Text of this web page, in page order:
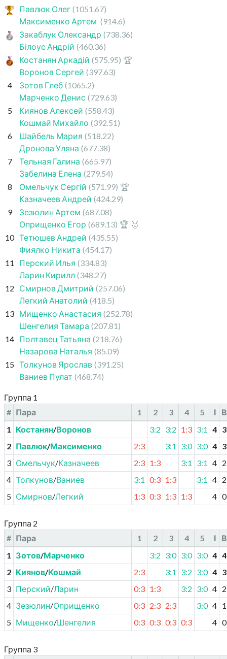
Павлюк Олег (1051.67)
Максименко Артем (914.6)
Закаблук Олександр (738.36)
Білоус Андрій (460.36)
Костанян Аркадій (575.95) 🏆
Воронов Сергей (397.63)
4
Зотов Глеб (1065.2)
Марченко Денис (729.63)
5
Киянов Алексей (558.43)
Кошмай Михайло (392.51)
6
Шайбель Мария (518.22)
Дронова Уляна (677.38)
7
Тельная Галина (665.97)
Забелина Елена (279.54)
8
Омельчук Сергій (571.99) 🏆
Казначеев Андрей (424.29)
9
Зезюлин Артем (687.08)
Оприщенко Егор (689.13) 🏆 🥇
10 Тетюшев Андрей (435.55)
Фиялко Никита (454.17)
11
Перский Илья (334.83)
Ларин Кирилл (348.27)
12
Смирнов Дмитрий (257.06)
Легкий Анатолий (418.5)
13 Мищенко Анастасия (252.78)
Шенгелия Тамара (207.81)
14 Полтавец Татьяна (218.76)
Назарова Наталья (85.09)
15 Толкунов Ярослав (391.25)
Ваниев Пулат (468.74)
Группа 1
# Пара 1 2 3 4 5 І
В
1 Костанян/Воронов 3:2 3:2 1:3 3:1 4 3
2 Павлюк/Максименко 2:3 3:1 3:0 3:0 4 3
3 Омельчук/Казначеев 2:3 1:3 3:1 3:1 4 2
4 Толкунов/Ваниев 3:1 0:3 1:3 3:1 4 2
5 Смирнов/Легкий 1:3 0:3 1:3 1:3 4 0
Группа 2
# Пара 1 2 3 4 5 І
В
1 Зотов/Марченко 3:2 3:0 3:0 3:0 4 4
2 Киянов/Кошмай 2:3 3:1 3:2 3:0 4 3
3 Перский/Ларин 0:3 1:3 3:2 3:0 4 2
4 Зезюлин/Оприщенко 0:3 2:3 2:3 3:0 4 1
5 Мищенко/Шенгелия 0:3 0:3 0:3 0:3 4 0
Группа 3